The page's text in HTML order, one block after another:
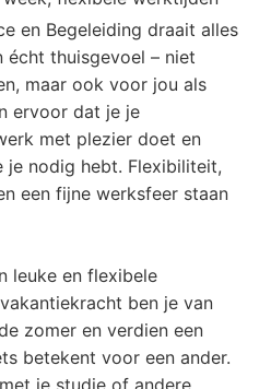
en Begeleiding draait alles
écht thuisgevoel – niet
maar ook voor jou als
ervoor dat je je
met plezier doet en
nodig hebt. Flexibiliteit,
een fijne werksfeer staan
leuke en flexibele
ben je van
zomer en verdien een
betekent voor een ander.